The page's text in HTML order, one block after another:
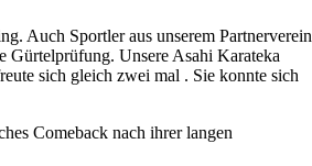
Auch Sportler aus unserem Partnerverein
Gürtelprüfung. Unsere Asahi Karateka
sich gleich zwei mal . Sie konnte sich
Comeback nach ihrer langen